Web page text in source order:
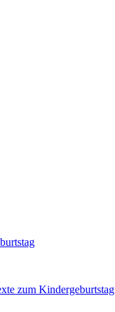
zum Kindergeburtstag